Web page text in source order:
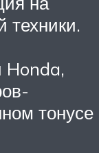
техники.
Honda,
тонусе